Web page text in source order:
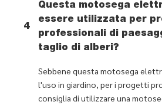
4
Questa motosega
essere utilizzata per
professionali di
taglio di alberi?
Sebbene questa motosega
l'uso in giardino, per i progetti
consiglia di utilizzare una